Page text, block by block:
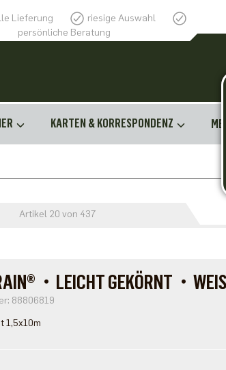
Lieferung
riesige Auswahl
persönliche Beratung
KARTEN & KORRESPONDENZ
Artikel 20 von 437
・LEICHT GEKÖRNT・
88806819
1,5x10m